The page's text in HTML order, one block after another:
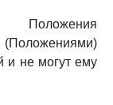
Положения
и не могут ему